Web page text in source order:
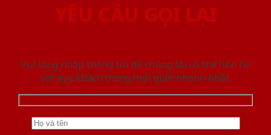
YÊU CẦU GỌI LẠI
Vui lòng nhập thông tin để chúng tôi có thể liên hệ
với quý khách trong thời gian nhanh nhất.